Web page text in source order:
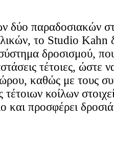
παραδοσιακών
το Studio Kahn
δροσισμού,
τέτοιες, ώστε
καθώς με τους
τέτοιων κοίλων
και προσφέρει